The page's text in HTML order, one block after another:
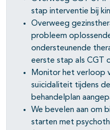
stap interventie bij
Overweeg
probleem
ondersteunende
eerste stap als CGT
Monitor het verloop
suïcidaliteit tijdens
behandelplan
We bevelen aan om
starten met